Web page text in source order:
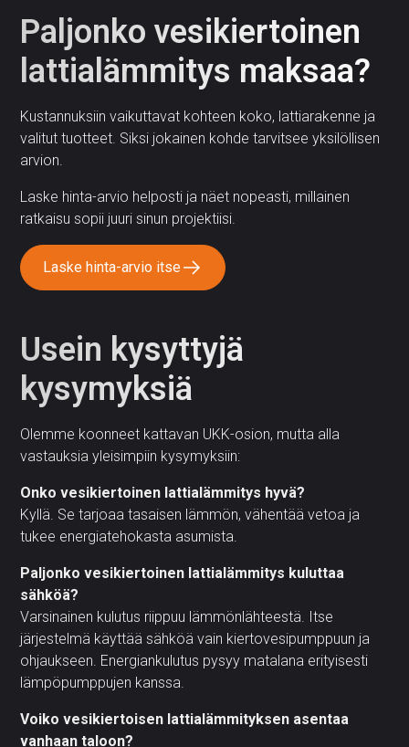
Paljonko vesikiertoinen
lattialämmitys maksaa?
Kustannuksiin vaikuttavat kohteen koko, lattiarakenne ja
valitut tuotteet. Siksi jokainen kohde tarvitsee yksilöllisen
arvion.
Laske hinta-arvio helposti ja näet nopeasti, millainen
ratkaisu sopii juuri sinun projektiisi.
Laske hinta-arvio itse
Usein kysyttyjä
kysymyksiä
Olemme koonneet kattavan UKK-osion, mutta alla
vastauksia yleisimpiin kysymyksiin:
Onko vesikiertoinen lattialämmitys hyvä?
Kyllä. Se tarjoaa tasaisen lämmön, vähentää vetoa ja
tukee energiatehokasta asumista.
Paljonko vesikiertoinen lattialämmitys kuluttaa
sähköä?
Varsinainen kulutus riippuu lämmönlähteestä. Itse
järjestelmä käyttää sähköä vain kiertovesipumppuun ja
ohjaukseen. Energiankulutus pysyy matalana erityisesti
lämpöpumppujen kanssa.
Voiko vesikiertoisen lattialämmityksen asentaa
vanhaan taloon?